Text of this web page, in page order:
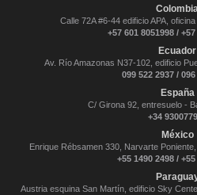
Calle 72A #6-44 edificio APA,
+57 601 8051998 /
Ecuador
Av. Río Amazonas N37-102, edificio
099 522 2937 /
España
C/ Girona 92, entresuelo -
+34
México
Enrique Rébsamen 330, Narvarte
+55 1490 2498 /
Austria esquina San Martín, edificio Sky